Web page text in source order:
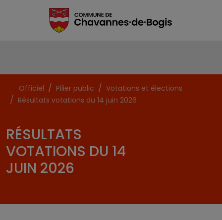
Officiel Pilier public
Votations et élections
Résultats votations du 14 juin 2026
RÉSULTATS
VOTATIONS DU 14
JUIN 2026